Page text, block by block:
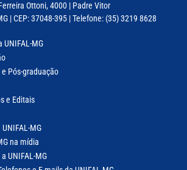
Ottoni, 4000 | Padre Vitor
| CEP: 37048-395 | Telefone: (35) 3219 8628
UNIFAL-MG
Pós-graduação
e Editais
MG
na mídia
UNIFAL-MG